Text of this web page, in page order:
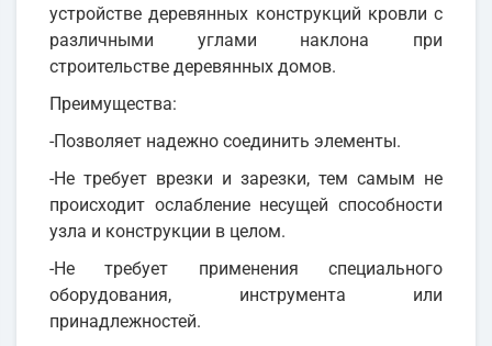
устройстве деревянных конструкций кровли с
различными углами наклона при
строительстве деревянных домов.
Преимущества:
-Позволяет надежно соединить элементы.
-Не требует врезки и зарезки, тем самым не
происходит ослабление несущей способности
узла и конструкции в целом.
-Не требует применения специального
оборудования, инструмента или
принадлежностей.